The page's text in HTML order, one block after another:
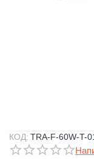
КОД: TRA-F-60W-T-